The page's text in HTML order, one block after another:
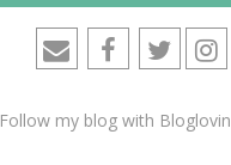
Follow my blog with Bloglovin